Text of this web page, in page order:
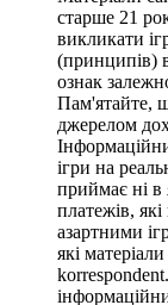
старше 21
викликати
(принципів)
ознак
Пам'ятайте,
джерелом
ігри на
приймає ні в
платежів,
азартними
які